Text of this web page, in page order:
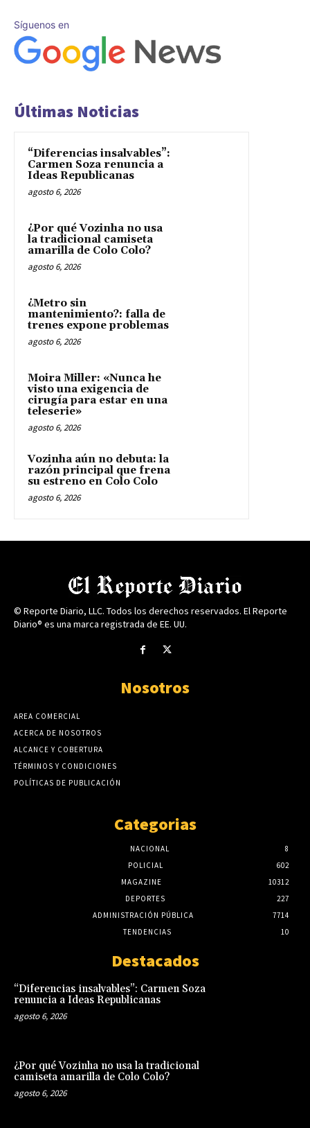
Síguenos en
Últimas Noticias
“Diferencias insalvables”:
Carmen Soza renuncia a
Ideas Republicanas
agosto 6, 2026
¿Por qué Vozinha no usa
la tradicional camiseta
amarilla de Colo Colo?
agosto 6, 2026
¿Metro sin
mantenimiento?: falla de
trenes expone problemas
agosto 6, 2026
Moira Miller: «Nunca he
visto una exigencia de
cirugía para estar en una
teleserie»
agosto 6, 2026
Vozinha aún no debuta: la
razón principal que frena
su estreno en Colo Colo
agosto 6, 2026
© Reporte Diario, LLC. Todos los derechos reservados. El Reporte
Diario® es una marca registrada de EE. UU.
Nosotros
AREA COMERCIAL
ACERCA DE NOSOTROS
ALCANCE Y COBERTURA
TÉRMINOS Y CONDICIONES
POLÍTICAS DE PUBLICACIÓN
Categorias
NACIONAL
8
POLICIAL
602
MAGAZINE
10312
DEPORTES
227
ADMINISTRACIÓN PÚBLICA
7714
TENDENCIAS
10
Destacados
“Diferencias insalvables”: Carmen Soza
renuncia a Ideas Republicanas
agosto 6, 2026
¿Por qué Vozinha no usa la tradicional
camiseta amarilla de Colo Colo?
agosto 6, 2026